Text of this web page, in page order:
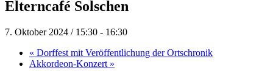
Elterncafé Solschen
7. Oktober 2024 / 15:30 - 16:30
« Dorffest mit Veröffentlichung der Ortschronik
Akkordeon-Konzert »